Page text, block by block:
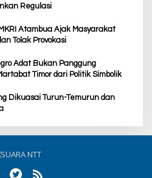
Regulasi
Atambua Ajak Masyarakat
Tolak Provokasi
Adat Bukan Panggung
Timor dari Politik Simbolik
Dikuasai Turun-Temurun dan